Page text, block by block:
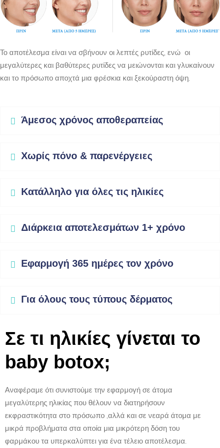
Το αποτέλεσμα είναι να σβήνουν οι λεπτές ρυτίδες, ενώ οι
μεγαλύτερες και βαθύτερες ρυτίδες να μειώνονται και γλυκαίνουν
και το πρόσωπο αποχτά μια φρέσκια και ξεκούραστη όψη.
Άμεσος χρόνος αποθεραπείας
Χωρίς πόνο & παρενέργειες
Κατάλληλο για όλες τις ηλικίες
Διάρκεια αποτελεσμάτων 1+ χρόνο
Εφαρμογή 365 ημέρες τον χρόνο
Για όλους τους τύπους δέρματος
Σε τι ηλικίες γίνεται το
baby botox;
Αναφέραμε ότι συνιστούμε την εφαρμογή σε άτομα
μεγαλύτερης ηλικίας που θέλουν να διατηρήσουν
εκφραστικότητα στο πρόσωπο ,αλλά και σε νεαρά άτομα με
μικρά προβλήματα στα οποία μια μικρότερη δόση του
φαρμάκου τα υπερκαλύπτει για ένα τέλειο αποτέλεσμα.